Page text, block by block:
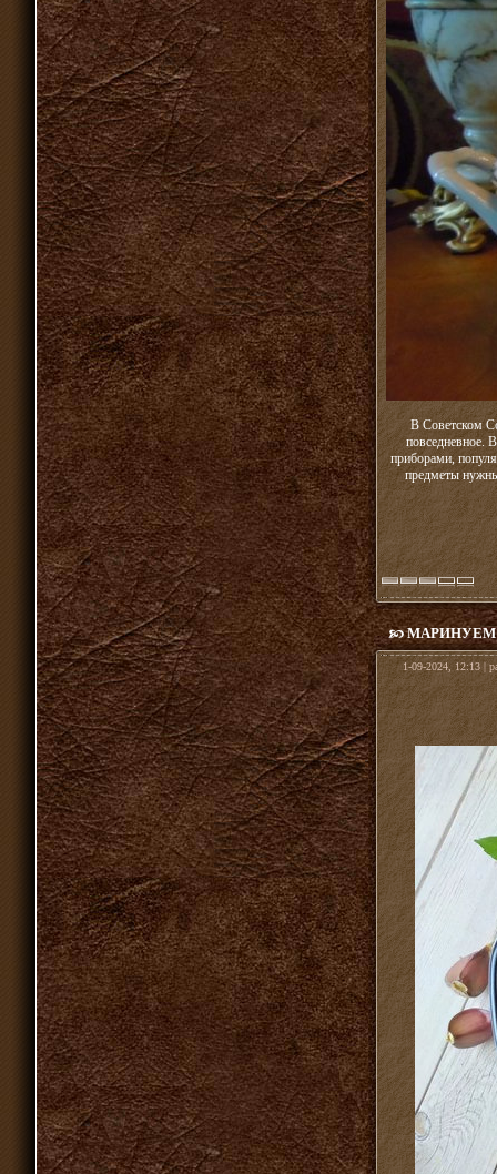
В Советском
повседневное.
приборами,
предметы
МАРИНУЕМ
1-09-2024, 12:13 |